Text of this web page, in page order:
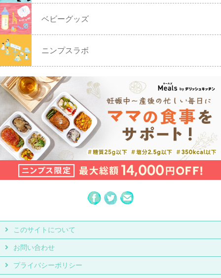
ベビーグッズ
ニンプスラボ
このサイトについて
お問い合わせ
プライバシーポリシー